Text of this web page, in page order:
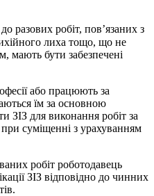
разових робіт, пов’язаних з
лиха тощо, що не
мають бути забезпечені
або працюють за
їм за основною
ЗІЗ для виконання робіт за
суміщенні з урахуванням
робіт роботодавець
ЗІЗ відповідно до чинних